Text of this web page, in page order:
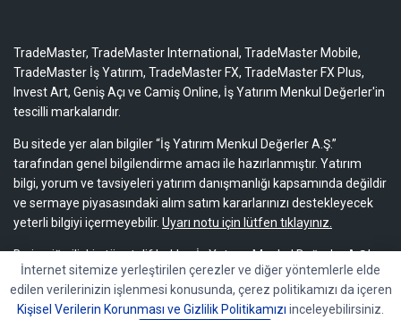
TradeMaster, TradeMaster International, TradeMaster Mobile,
TradeMaster İş Yatırım, TradeMaster FX, TradeMaster FX Plus,
Invest Art, Geniş Açı ve Camiş Online, İş Yatırım Menkul Değerler'in
tescilli markalarıdır.
Bu sitede yer alan bilgiler “İş Yatırım Menkul Değerler A.Ş.”
tarafından genel bilgilendirme amacı ile hazırlanmıştır. Yatırım
bilgi, yorum ve tavsiyeleri yatırım danışmanlığı kapsamında değildir
ve sermaye piyasasındaki alım satım kararlarınızı destekleyecek
yeterli bilgiyi içermeyebilir. Uyarı notu için lütfen tıklayınız.
Bu içeriğe ilişkin tüm telif hakları İş Yatırım Menkul Değerler A.Ş.’ye
aittir. Bu içerik, açık iznimiz olmaksızın başkaları tarafından
herhangi bir amaçla, kısmen veya tamamen çoğaltılamaz,
dağıtılamaz, yayımlanamaz veya değiştirilemez.
İnternet sitemize yerleştirilen çerezler ve diğer yöntemlerle elde
edilen verilerinizin işlenmesi konusunda, çerez politikamızı da içeren
Kişisel Verilerin Korunması ve Gizlilik Politikamızı inceleyebilirsiniz.